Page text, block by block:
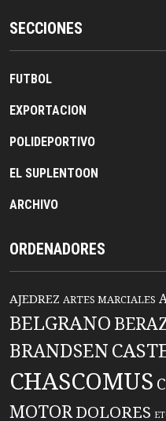
SECCIONES
FUTBOL
EXPORTACION
POLIDEPORTIVO
EL SUPLENTOON
ARCHIVO
ORDENADORES
AJEDREZ ARTES MARCIALES
BELGRANO
BRANDSEN
CHASCOMUS
MOTORDOLORES